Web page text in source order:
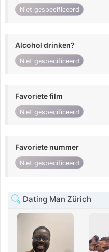
Niet gespecificeerd
Alcohol drinken?
Niet gespecificeerd
Favoriete film
Niet gespecificeerd
Favoriete nummer
Niet gespecificeerd
Dating Man Zürich